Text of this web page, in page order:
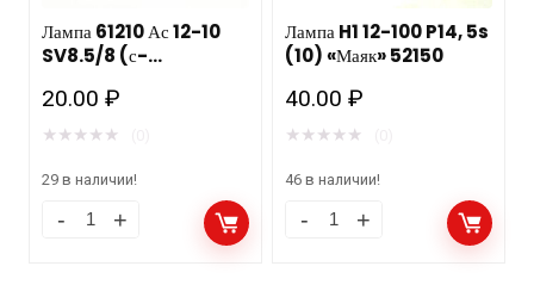
Лампа 61210 Ас 12-10
SV8.5/8 (с-
20.00₽
★ ★ ★ ★ ★
29 в наличии!
Лампа H1 12-100 P14, 5s
(10) «Маяк» 52150
40.00₽
★ ★ ★ ★ ★
46 в наличии!